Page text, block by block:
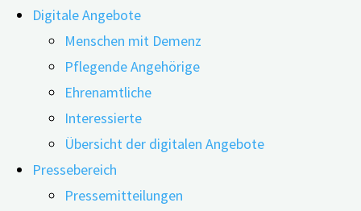
Digitale Angebote
Menschen mit Demenz
Pflegende Angehörige
Ehrenamtliche
Interessierte
Übersicht der digitalen Angebote
Pressebereich
Pressemitteilungen
wenn ältere Personen Verabredungen nicht einhalten,
der Autoschlüssel nicht mehr auffindbar ist oder es
zunehmend schwerfällt, sich in einer ungewohnten
Umgebung zu orientieren. Treten diese oder andere
Störungen der geistigen Leistungsfähigkeit häufiger auf
und beeinträchtigen zunehmend alltägliche
Handlungsabläufe, sollte die zugrundeliegende Ursache
möglichst zeitnah abgeklärt …